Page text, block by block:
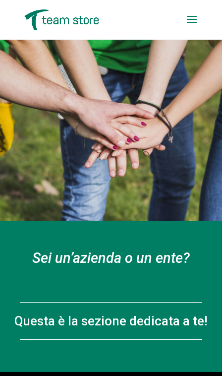
Sei un’azienda o un ente?
Questa è la sezione dedicata a te!